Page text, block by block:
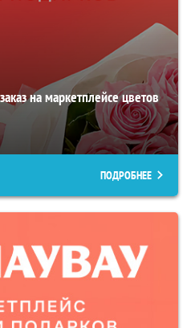
на маркетплейсе цветов
ПОДРОБНЕЕ